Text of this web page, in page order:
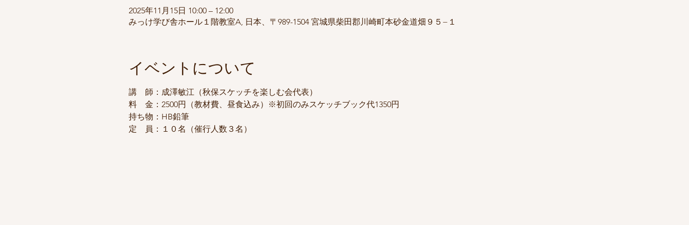
2025年11月15日 10:00 – 12:00
みっけ学び舎ホール１階教室A, 日本、〒989-1504 宮城県柴田郡川崎町本砂金道畑９５−１
イベントについて
講　師：成澤敏江（秋保スケッチを楽しむ会代表）
料　金：2500円（教材費、昼食込み）※初回のみスケッチブック代1350円
持ち物：HB鉛筆
定　員：１０名（催行人数３名）